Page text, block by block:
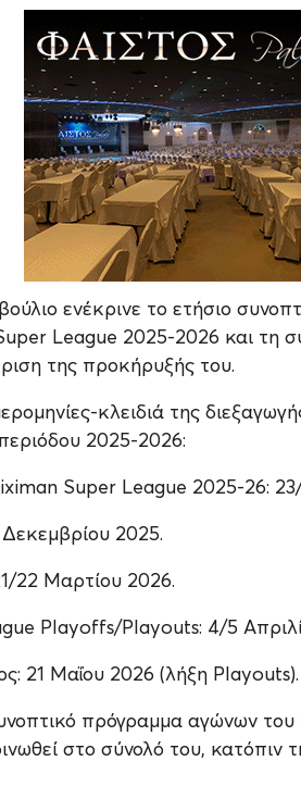
ενέκρινε το ετήσιο
League 2025-2026 και τη
της προκήρυξής του.
κλειδιά της
2025-2026:
Super League 2025-26:
2025.
22 Μαρτίου 2026.
Playoffs/Playouts: 4/5
21 Μαΐου 2026 (λήξη Playouts).
πρόγραμμα αγώνων
στο σύνολό του, κατόπιν